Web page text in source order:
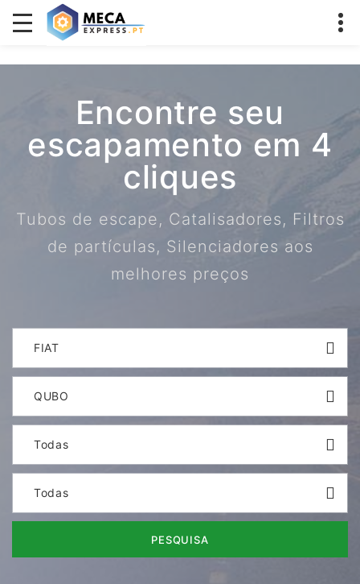
Encontre seu
escapamento em 4
cliques
Tubos de escape, Catalisadores, Filtros
de partículas, Silenciadores aos
melhores preços
FIAT
QUBO
Todas
Todas
PESQUISA